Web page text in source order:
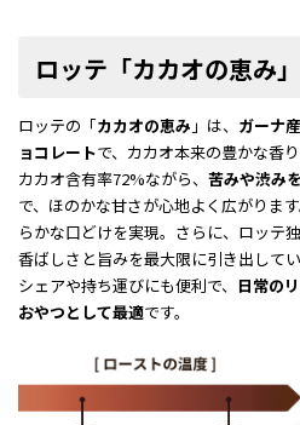
ロッテ「カカオの恵み」
ロッテの「カカオの恵み 」は、 ガーナ
ョコレートで、カカオ本来の豊かな香
カカオ含有率72%ながら、 苦みや渋み
で、ほのかな甘さが心地よく広がりま
らかな口どけを実現。さらに、ロッテ
香ばしさと旨みを最大限に引き出して
シェアや持ち運びにも便利で、 日常の
おやつとして最適です。